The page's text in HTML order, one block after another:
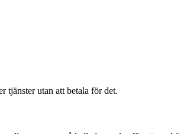
tjänster utan att betala för det.